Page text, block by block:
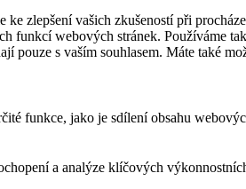
zlepšení vašich zkušeností při
funkcí webových stránek. Používáme
pouze s vaším souhlasem. Máte také
funkce, jako je sdílení obsahu
a analýze klíčových